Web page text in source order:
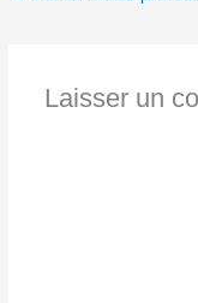
Laisser un